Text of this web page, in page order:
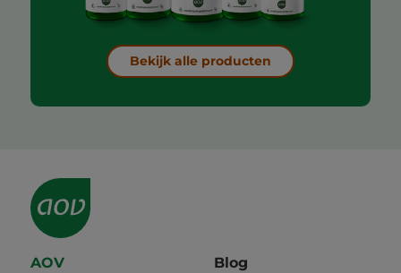
Bekijk alle producten
AOV Blog